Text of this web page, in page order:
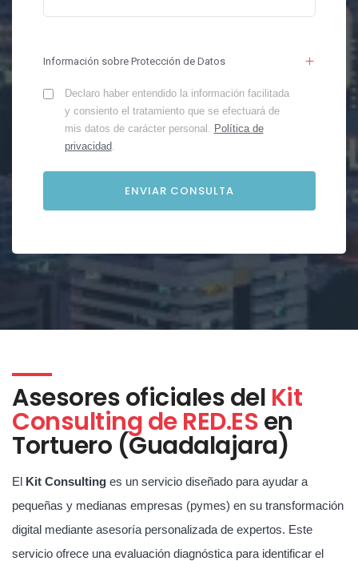
Información sobre Protección de Datos
Declaro haber entendido la información facilitada
y consiento el tratamiento que se efectuará de
mis datos de carácter personal. Política de
privacidad.
Asesores oficiales del Kit
Consulting de RED.ESen
Tortuero (Guadalajara)
El Kit Consulting es un servicio diseñado para ayudar a
pequeñas y medianas empresas (pymes) en su transformación
digital mediante asesoría personalizada de expertos. Este
servicio ofrece una evaluación diagnóstica para identificar el